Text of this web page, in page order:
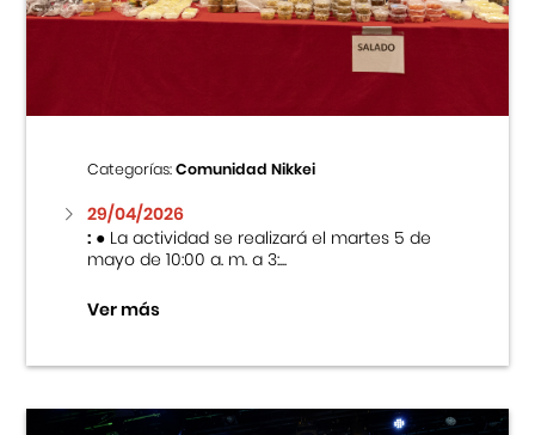
Centro Cultural Peruano Japonés
Museo de la Inmigración Japonesa
Fondo Editorial
Teatro Peruano Japonés
Categorías:Comunidad Nikkei
29/04/2026
:● La actividad se realizará el martes 5 de
mayo de 10:00 a. m. a 3:...
Ver más